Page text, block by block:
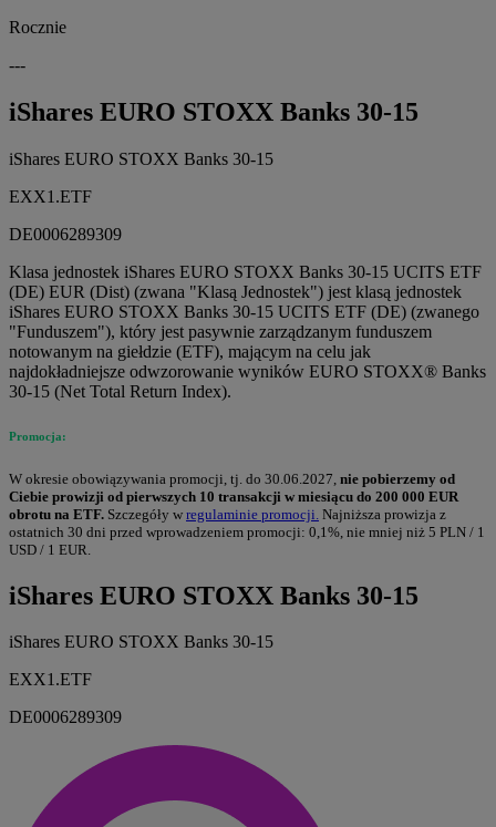
Rocznie
---
iShares EURO STOXX Banks 30-15
iShares EURO STOXX Banks 30-15
EXX1.ETF
DE0006289309
Klasa jednostek iShares EURO STOXX Banks 30-15 UCITS ETF
(DE) EUR (Dist) (zwana "Klasą Jednostek") jest klasą jednostek
iShares EURO STOXX Banks 30-15 UCITS ETF (DE) (zwanego
"Funduszem"), który jest pasywnie zarządzanym funduszem
notowanym na giełdzie (ETF), mającym na celu jak
najdokładniejsze odwzorowanie wyników EURO STOXX® Banks
30-15 (Net Total Return Index).
Promocja:
W okresie obowiązywania promocji, tj. do 30.06.2027, nie pobierzemy od
Ciebie prowizji od pierwszych 10 transakcji w miesiącu do 200 000 EUR
obrotu na ETF. Szczegóły w regulaminie promocji. Najniższa prowizja z
ostatnich 30 dni przed wprowadzeniem promocji: 0,1%, nie mniej niż 5 PLN / 1
USD / 1 EUR.
iShares EURO STOXX Banks 30-15
iShares EURO STOXX Banks 30-15
EXX1.ETF
DE0006289309